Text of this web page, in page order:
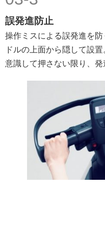
誤発進防止
操作ミスによる誤発進を
ドルの上面から隠して設置
意識して押さない限り、発